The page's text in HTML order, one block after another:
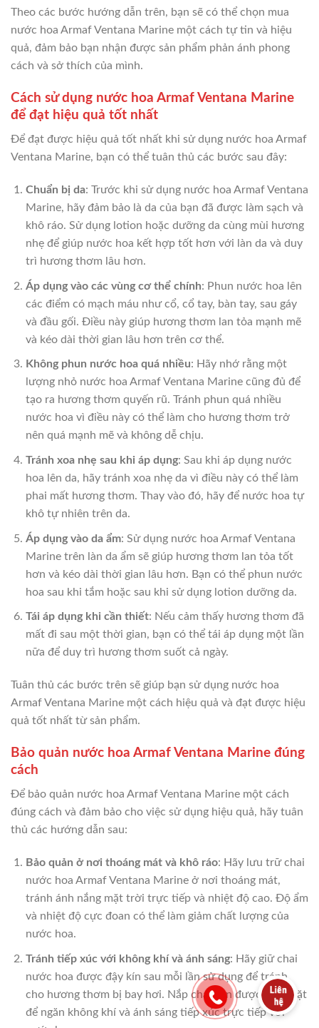
Theo các bước hướng dẫn trên, bạn sẽ có thể chọn mua
nước hoa Armaf Ventana Marine một cách tự tin và hiệu
quả, đảm bảo bạn nhận được sản phẩm phản ánh phong
cách và sở thích của mình.
Cách sử dụng nước hoa Armaf Ventana Marine
để đạt hiệu quả tốt nhất
Để đạt được hiệu quả tốt nhất khi sử dụng nước hoa Armaf
Ventana Marine, bạn có thể tuân thủ các bước sau đây:
Chuẩn bị da: Trước khi sử dụng nước hoa Armaf Ventana
Marine, hãy đảm bảo là da của bạn đã được làm sạch và
khô ráo. Sử dụng lotion hoặc dưỡng da cùng mùi hương
nhẹ để giúp nước hoa kết hợp tốt hơn với làn da và duy
trì hương thơm lâu hơn.
Áp dụng vào các vùng cơ thể chính: Phun nước hoa lên
các điểm có mạch máu như cổ, cổ tay, bàn tay, sau gáy
và đầu gối. Điều này giúp hương thơm lan tỏa mạnh mẽ
và kéo dài thời gian lâu hơn trên cơ thể.
Không phun nước hoa quá nhiều: Hãy nhớ rằng một
lượng nhỏ nước hoa Armaf Ventana Marine cũng đủ để
tạo ra hương thơm quyến rũ. Tránh phun quá nhiều
nước hoa vì điều này có thể làm cho hương thơm trở
nên quá mạnh mẽ và không dễ chịu.
Tránh xoa nhẹ sau khi áp dụng: Sau khi áp dụng nước
hoa lên da, hãy tránh xoa nhẹ da vì điều này có thể làm
phai mất hương thơm. Thay vào đó, hãy để nước hoa tự
khô tự nhiên trên da.
Áp dụng vào da ẩm: Sử dụng nước hoa Armaf Ventana
Marine trên làn da ẩm sẽ giúp hương thơm lan tỏa tốt
hơn và kéo dài thời gian lâu hơn. Bạn có thể phun nước
hoa sau khi tắm hoặc sau khi sử dụng lotion dưỡng da.
Tái áp dụng khi cần thiết: Nếu cảm thấy hương thơm đã
mất đi sau một thời gian, bạn có thể tái áp dụng một lần
nữa để duy trì hương thơm suốt cả ngày.
Tuân thủ các bước trên sẽ giúp bạn sử dụng nước hoa
Armaf Ventana Marine một cách hiệu quả và đạt được hiệu
quả tốt nhất từ sản phẩm.
Bảo quản nước hoa Armaf Ventana Marine đúng
cách
Để bảo quản nước hoa Armaf Ventana Marine một cách
đúng cách và đảm bảo cho việc sử dụng hiệu quả, hãy tuân
thủ các hướng dẫn sau:
Bảo quản ở nơi thoáng mát và khô ráo: Hãy lưu trữ chai
nước hoa Armaf Ventana Marine ở nơi thoáng mát,
tránh ánh nắng mặt trời trực tiếp và nhiệt độ cao. Độ ẩm
và nhiệt độ cực đoan có thể làm giảm chất lượng của
nước hoa.
Tránh tiếp xúc với không khí và ánh sáng: Hãy giữ chai
nước hoa được đậy kín sau mỗi lần sử dụng để tránh
cho hương thơm bị bay hơi. Nắp chai cần được đậy chặt
để ngăn không khí và ánh sáng tiếp xúc trực tiếp với